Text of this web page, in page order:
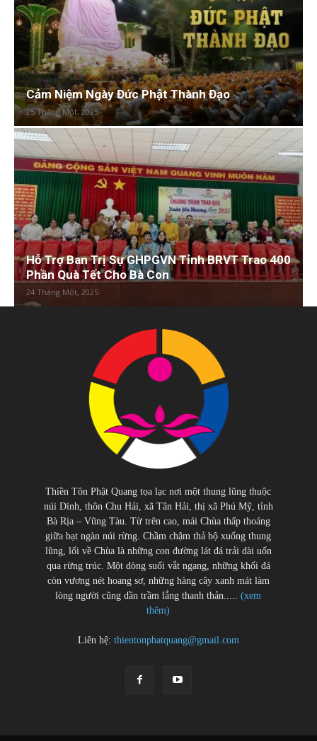
Cảm Niệm Ngày Đức Phật Thành Đạo
25 Tháng Một, 2025
Hỗ Trợ Ban Trị Sự GHPGVN Tỉnh BRVT Trao 400
Phần Quà Tết Cho Bà Con
24 Tháng Một, 2025
Thiền Tôn Phật Quang tọa lạc nơi một thung lũng thuộc
núi Dinh, thôn Chu Hải, xã Tân Hải, thị xã Phú Mỹ, tỉnh
Bà Rịa – Vũng Tàu. Từ trên cao, mái Chùa thấp thoáng
giữa bạt ngàn núi rừng. Chầm chậm thả bộ xuống thung
lũng, lối về Chùa là những con đường lát đá trải dài uốn
qua rừng trúc. Một dòng suối vắt ngang, những khối đá
còn vương nét hoang sơ, những hàng cây xanh mát làm
lòng người cũng dần trầm lắng thanh thản.....(xem
thêm)
Liên hệ: thientonphatquang@gmail.com